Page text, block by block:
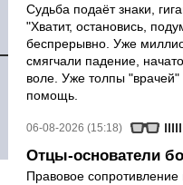
Судьба подаёт знаки,
"Хватит, остановись,
беспрерывно. Уже
смягчали падение,
воле. Уже толпы
помощь.
06-08-2026 (15:18)
Отцы-основатели
Правовое